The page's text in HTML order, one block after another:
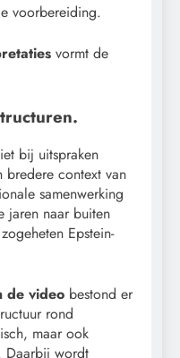
voorbereiding.
vormt de
bij uitspraken
bredere context van
samenwerking
jaren naar buiten
Epstein-
de video bestond er
rond
maar ook
Daarbij wordt